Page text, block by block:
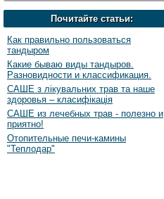
Почитайте статьи:
Как правильно пользоваться
тандыром
Какие бываю виды тандыров.
Разновидности и классификация.
САШЕ з лікувальних трав та наше
здоровья – класифікація
САШЕ из лечебных трав - полезно и
приятно!
Отопительные печи-камины
"Теплодар"